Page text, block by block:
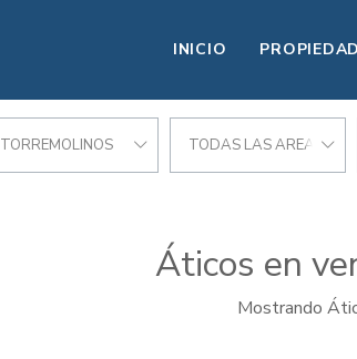
INICIO
TORREMOLINOS TODAS LAS AREAS
Áticos en
Mostrando